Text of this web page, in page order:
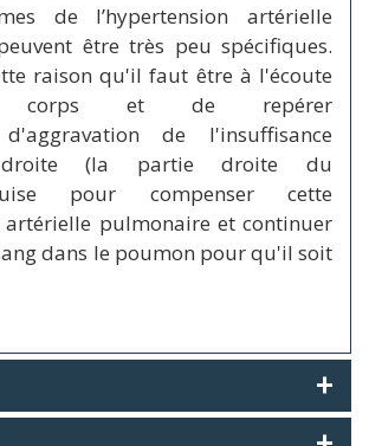
de l’hypertension artérielle
être très peu spécifiques.
raison qu'il faut être à l'écoute
et de repérer
de l'insuffisance
droite (la partie droite du
pour compenser cette
artérielle pulmonaire et continuer
dans le poumon pour qu'il soit